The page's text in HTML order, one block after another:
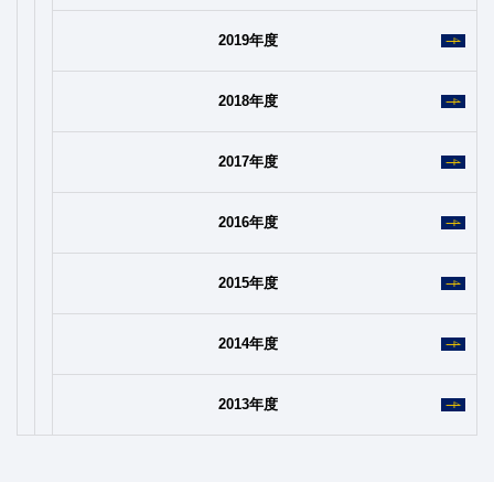
2019年度
2018年度
2017年度
2016年度
2015年度
2014年度
2013年度